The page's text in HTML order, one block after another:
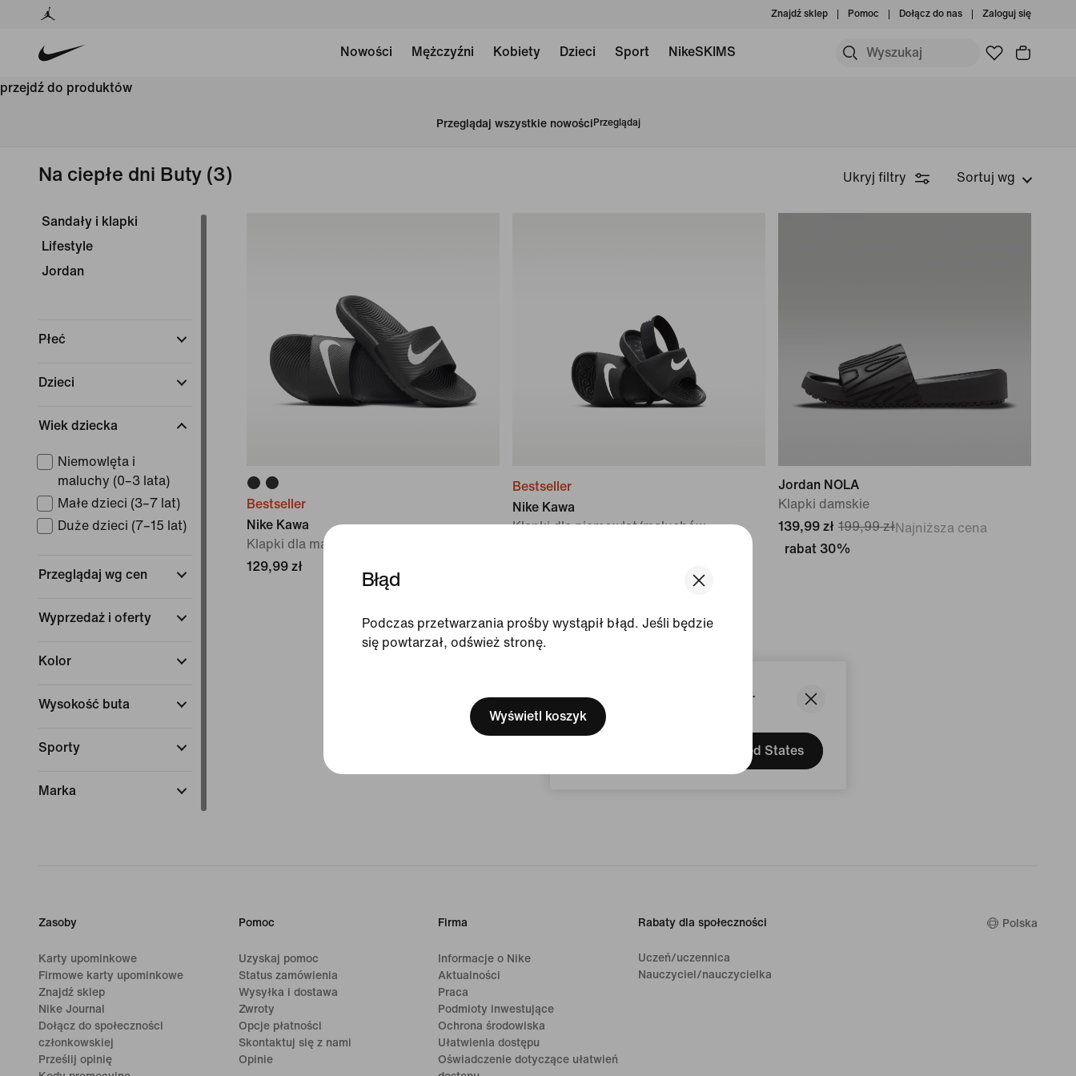
We think you are in United States.
Update your location?
United States
Błąd
Podczas przetwarzania prośby wystąpił błąd. Jeśli będzie
się powtarzał, odśwież stronę.
Wyświetl koszyk
Znajdź sklep Pomoc Dołącz do nas Zaloguj się
Nowości Mężczyźni Kobiety Dzieci Sport NikeSKIMS
przejdź do produktów
Przeglądaj wszystkie nowości Przeglądaj
Na ciepłe dni Buty (3) Ukryj filtry Sortuj wg
Sandały i klapki
Lifestyle
Jordan
Płeć
Dzieci
Wiek dziecka
Niemowlęta i
maluchy (0–3 lata)
Małe dzieci (3–7 lat)
Duże dzieci (7–15 lat)
Przeglądaj wg cen
Wyprzedaż i oferty
Kolor
Wysokość buta
Sporty
Marka
Bestseller
Nike Kawa
Klapki dla małych/dużych dzieci
129,99 zł
Bestseller
Nike Kawa
Klapki dla niemowląt/maluchów
Jordan NOLA
Klapki damskie
139,99 zł 199,99 złNajniższa cena
rabat 30%
Zasoby
Karty upominkowe
Firmowe karty upominkowe
Znajdź sklep
Nike Journal
Dołącz do społeczności
członkowskiej
Prześlij opinię
Pomoc
Uzyskaj pomoc
Status zamówienia
Wysyłka i dostawa
Zwroty
Opcje płatności
Skontaktuj się z nami
Opinie
Firma
Informacje o Nike
Aktualności
Praca
Podmioty inwestujące
Ochrona środowiska
Ułatwienia dostępu
Oświadczenie dotyczące ułatwień
Rabaty dla społeczności
Uczeń/uczennica
Nauczyciel/nauczycielka
Polska